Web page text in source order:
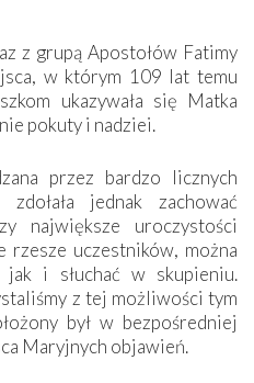
z grupą Apostołów Fatimy
w którym 109 lat temu
ukazywała się Matka
pokuty i nadziei.
przez bardzo licznych
jednak zachować
największe uroczystości
rzesze uczestników, można
i słuchać w skupieniu.
z tej możliwości tym
był w bezpośredniej
Maryjnych objawień.